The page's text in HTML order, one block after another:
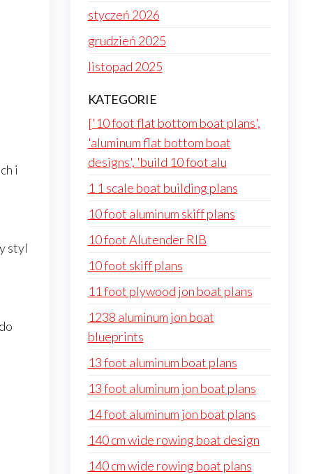
i
styl
styczeń 2026
grudzień 2025
listopad 2025
KATEGORIE
['10 foot flat bottom boat plans',
'aluminum flat bottom boat
designs', 'build 10 foot alu
1 1 scale boat building plans
10 foot aluminum skiff plans
10 foot Alutender RIB
10 foot skiff plans
11 foot plywood jon boat plans
1238 aluminum jon boat
blueprints
13 foot aluminum boat plans
13 foot aluminum jon boat plans
14 foot aluminum jon boat plans
140 cm wide rowing boat design
140 cm wide rowing boat plans